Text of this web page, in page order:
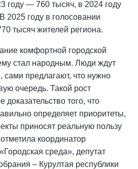
году — 760 тысяч, в 2024 году
2025 году в голосовании
тысяч жителей региона.
комфортной городской
стал народным. Люди ждут
сами предлагают, что нужно
очередь. Такой рост
того, что
определяет приоритеты,
приносят реальную пользу
координатор
среда», депутат
– Курултая республики